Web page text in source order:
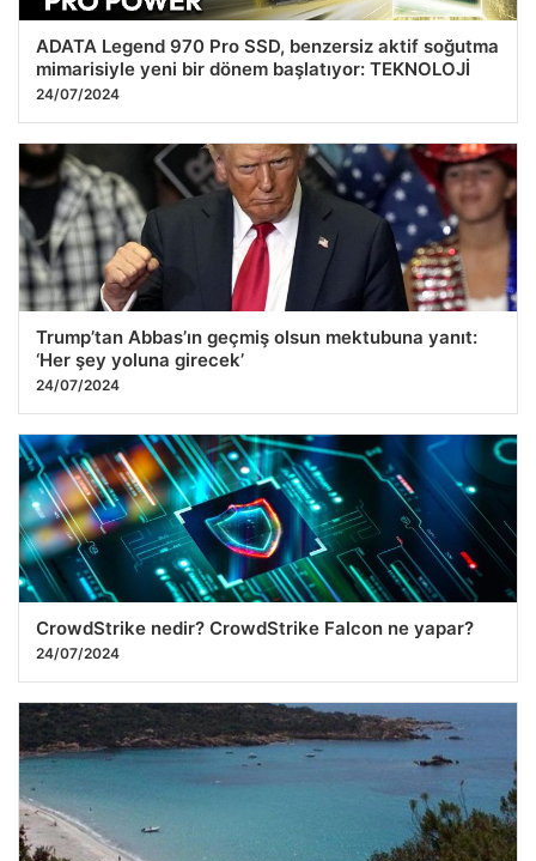
ADATA Legend 970 Pro SSD, benzersiz aktif soğutma
mimarisiyle yeni bir dönem başlatıyor: TEKNOLOJİ
24/07/2024
Trump’tan Abbas’ın geçmiş olsun mektubuna yanıt:
‘Her şey yoluna girecek’
24/07/2024
CrowdStrike nedir? CrowdStrike Falcon ne yapar?
24/07/2024